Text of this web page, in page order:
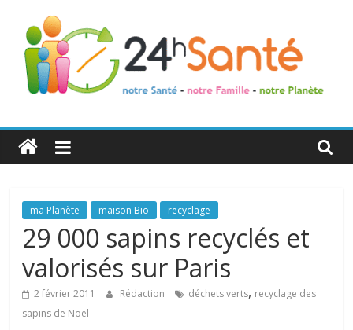
24h
Santé
La
santé
de
toute
famille
ma Planète maison Bio recyclage
29 000 sapins recyclés et
valorisés sur Paris
2 février 2011 Rédaction déchets verts, recyclage des
sapins de Noël